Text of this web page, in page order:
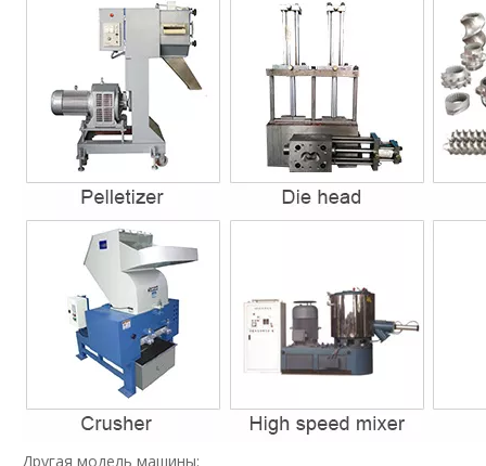
Другая модель машины: